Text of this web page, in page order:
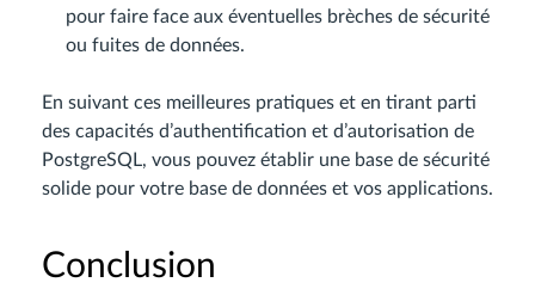
pour faire face aux éventuelles brèches de sécurité
ou fuites de données.
En suivant ces meilleures pratiques et en tirant parti
des capacités d’authentification et d’autorisation de
PostgreSQL, vous pouvez établir une base de sécurité
solide pour votre base de données et vos applications.
Conclusion